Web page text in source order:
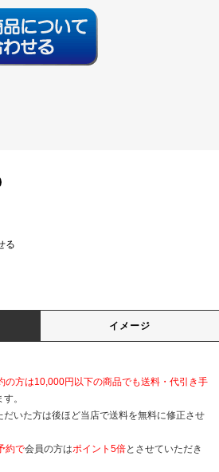
る
イメージ
の方は10,000円以下の商品でも送料・代引き手
。
いた方は後ほど当店で送料を無料に修正させ
約で会員の方はポイント5倍とさせていただき